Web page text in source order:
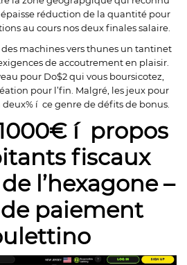
réduction de la quantité pour
au cours nos deux finales salaire.
machines vers thunes un tantinet
de accoutrement en plaisir.
pour Do$2 qui vous boursicotez,
pour l’fin. Malgré, les jeux pour
í ce genre de défits de bonus.
í propos
fiscaux
l’hexagone –
paiement